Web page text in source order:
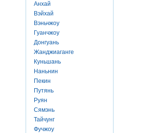
Анхай
Вэйхай
Вэньчжоу
Гуанчжоу
Донгуань
Жанджиаганге
Куньшань
Наньнин
Пекин
Путянь
Руян
Сямэнь
Тайчунг
Фучжоу